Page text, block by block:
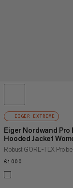
EIGER EXTREME
Eiger Nordwand Pro
Hooded Jacket
Robust GORE-TEX Pro
€1000